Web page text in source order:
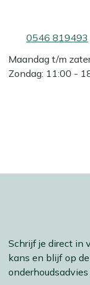
0546 819493
Maandag t/m
Zondag: 11:00 -
Schrijf je direct in
kans en blijf op